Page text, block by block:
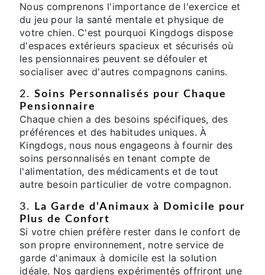
Nous comprenons l'importance de l'exercice et
du jeu pour la santé mentale et physique de
votre chien. C'est pourquoi Kingdogs dispose
d'espaces extérieurs spacieux et sécurisés où
les pensionnaires peuvent se défouler et
socialiser avec d'autres compagnons canins.
2. Soins Personnalisés pour Chaque
Pensionnaire
Chaque chien a des besoins spécifiques, des
préférences et des habitudes uniques. À
Kingdogs, nous nous engageons à fournir des
soins personnalisés en tenant compte de
l'alimentation, des médicaments et de tout
autre besoin particulier de votre compagnon.
3.
La Garde d'Animaux à Domicile pour
Plus de Confort
Si votre chien préfère rester dans le confort de
son propre environnement, notre service de
garde d'animaux à domicile est la solution
idéale. Nos gardiens expérimentés offriront une